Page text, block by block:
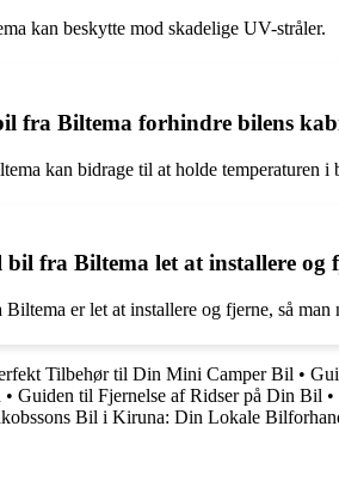
kan beskytte mod skadelige UV-stråler.
fra Biltema forhindre bilens
kan bidrage til at holde temperaturen i
fra Biltema let at installere og
er let at installere og fjerne, så man
Tilbehør til Din Mini Camper Bil •
• Guiden til Fjernelse af Ridser på Din Bil •
Bil i Kiruna: Din Lokale